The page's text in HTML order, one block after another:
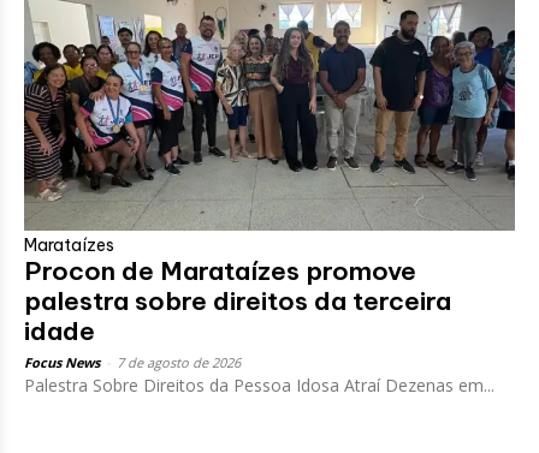
Marataízes
Procon de Marataízes promove
palestra sobre direitos da terceira
idade
Focus News 7 de agosto de 2026
Palestra Sobre Direitos da Pessoa Idosa Atraí Dezenas em...